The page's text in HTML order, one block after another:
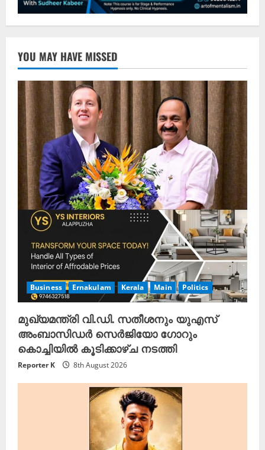
YOU MAY HAVE MISSED
Business Ernakulam Kerala Main Politics
മുഖ്യമന്ത്രി വി.ഡി. സതീശനും യുഎസ്
അംബാസിഡർ സെർജിയോ ഗോറും
കൊച്ചിയിൽ കൂടിക്കാഴ്ച നടത്തി
Reporter K 8th August 2026